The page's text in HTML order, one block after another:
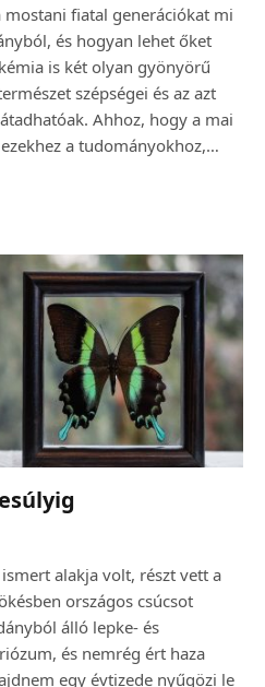
fiatal generációkat mi
és hogyan lehet őket
is két olyan gyönyörű
szépségei és az azt
Ahhoz, hogy a mai
a tudományokhoz,…
alakja volt, részt vett a
országos csúcsot
álló lepke- és
és nemrég ért haza
egy évtizede nyűgözi le